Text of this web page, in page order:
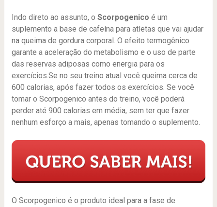
Indo direto ao assunto, o Scorpogenico é um
suplemento a base de cafeína para atletas que vai ajudar
na queima de gordura corporal. O efeito termogênico
garante a aceleração do metabolismo e o uso de parte
das reservas adiposas como energia para os
exercícios.Se no seu treino atual você queima cerca de
600 calorias, após fazer todos os exercícios. Se você
tomar o Scorpogenico antes do treino, você poderá
perder até 900 calorias em média, sem ter que fazer
nenhum esforço a mais, apenas tomando o suplemento.
O Scorpogenico é o produto ideal para a fase de